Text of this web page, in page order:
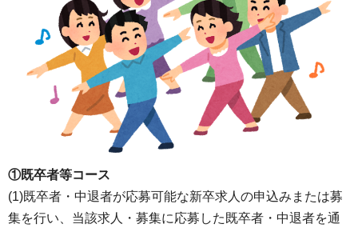
①既卒者等コース
(1)既卒者・中退者が応募可能な新卒求人の申込みまたは募
集を行い、当該求人・募集に応募した既卒者・中退者を通